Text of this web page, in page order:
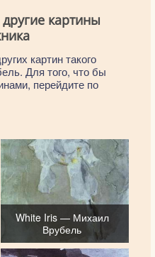
картины
картин такого
Для того, что бы
перейдите по
White Iris — Михаил
Врубель